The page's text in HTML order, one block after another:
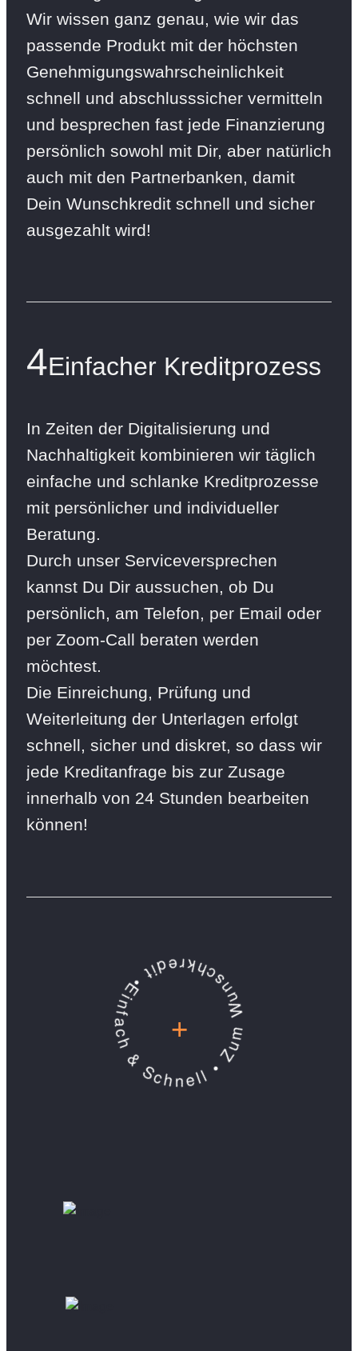
Wir wissen ganz genau, wie wir das
passende Produkt mit der höchsten
Genehmigungswahrscheinlichkeit
schnell und abschlusssicher vermitteln
und besprechen fast jede Finanzierung
persönlich sowohl mit Dir, aber natürlich
auch mit den Partnerbanken, damit
Dein Wunschkredit schnell und sicher
ausgezahlt wird!
4Einfacher Kreditprozess
In Zeiten der Digitalisierung und
Nachhaltigkeit kombinieren wir täglich
einfache und schlanke Kreditprozesse
mit persönlicher und individueller
Beratung.
Durch unser Serviceversprechen
kannst Du Dir aussuchen, ob Du
persönlich, am Telefon, per Email oder
per Zoom-Call beraten werden
möchtest.
Die Einreichung, Prüfung und
Weiterleitung der Unterlagen erfolgt
schnell, sicher und diskret, so dass wir
jede Kreditanfrage bis zur Zusage
innerhalb von 24 Stunden bearbeiten
können!
Einfach & Schnell • Zum Wunschkredit •
+